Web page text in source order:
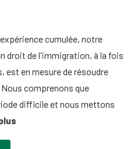
cumulée, notre
droit de l'immigration, à la fois
en mesure de résoudre
comprenons que
difficile et nous mettons